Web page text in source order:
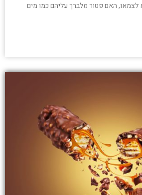
האם פטור מלברך עליהם כמו מים